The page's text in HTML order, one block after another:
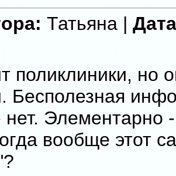
Татьяна |
поликлиники, но
Бесполезная
Элементарно
вообще этот